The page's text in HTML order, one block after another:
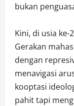
bukan
Kini, di usia ke-
Gerakan
dengan
menavigasi
kooptasi
pahit tapi